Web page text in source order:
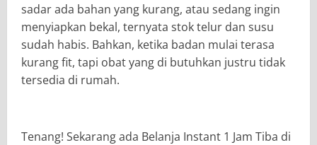
sadar ada bahan yang kurang, atau sedang ingin
menyiapkan bekal, ternyata stok telur dan susu
sudah habis. Bahkan, ketika badan mulai terasa
kurang fit, tapi obat yang di butuhkan justru tidak
tersedia di rumah.
Tenang! Sekarang ada Belanja Instant 1 Jam Tiba di